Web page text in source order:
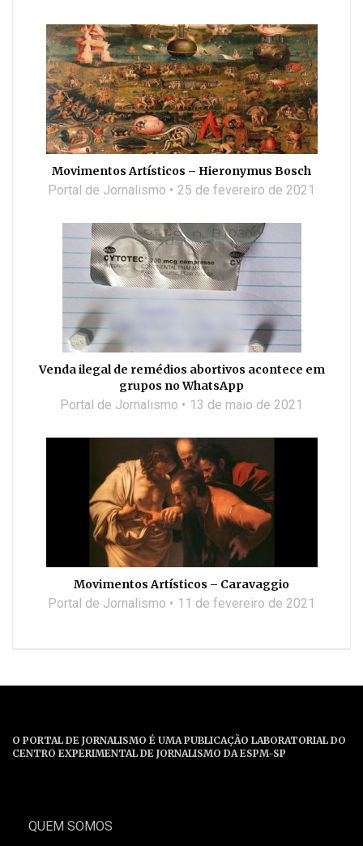
Movimentos Artísticos – Hieronymus Bosch
Portal de Jornalismo 25 de fevereiro de 2021
Venda ilegal de remédios abortivos acontece em
grupos no WhatsApp
Portal de Jornalismo 13 de maio de 2021
Movimentos Artísticos – Caravaggio
Portal de Jornalismo 11 de fevereiro de 2021
O PORTAL DE JORNALISMO É UMA PUBLICAÇÃO LABORATORIAL DO
CENTRO EXPERIMENTAL DE JORNALISMO DA ESPM-SP
QUEM SOMOS